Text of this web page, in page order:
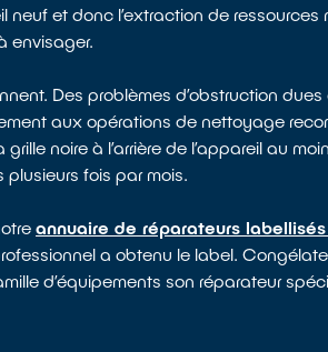
et donc l’extraction de ressources
envisager.
Des problèmes d’obstruction
aux opérations de nettoyage
noire à l’arrière de l’appareil au
fois par mois.
annuaire de réparateurs
a obtenu le label.
d’équipements son réparateur